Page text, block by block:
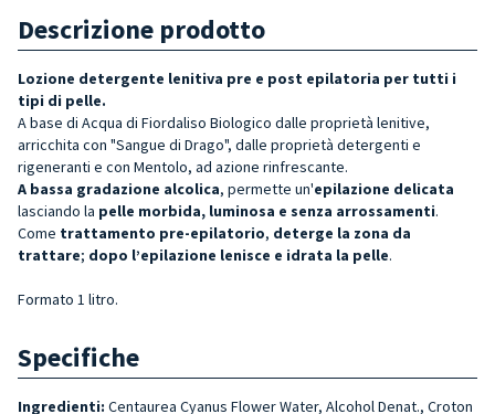
Descrizione prodotto
Lozione detergente lenitiva pre e post epilatoria per tutti i
tipi di pelle.
A base di Acqua di Fiordaliso Biologico dalle proprietà lenitive,
arricchita con "Sangue di Drago", dalle proprietà detergenti e
rigeneranti e con Mentolo, ad azione rinfrescante.
A bassa gradazione alcolica, permette un'epilazione delicata
lasciando la pelle morbida, luminosa e senza arrossamenti.
Come trattamento pre-epilatorio, deterge la zona da
trattare; dopo l’epilazione lenisce e idrata la pelle.
Formato 1 litro.
Specifiche
Ingredienti: Centaurea Cyanus Flower Water, Alcohol Denat., Croton